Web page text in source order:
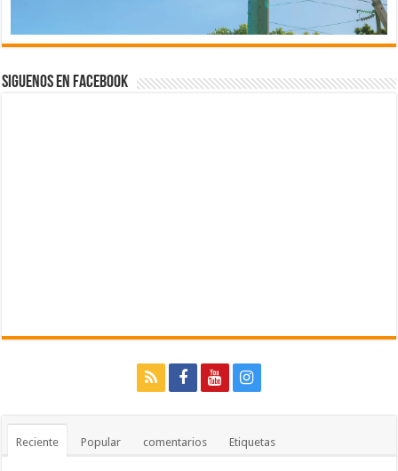
Siguenos en Facebook
Reciente Popular comentarios Etiquetas